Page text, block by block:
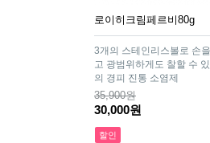
로이히크림페르비80g
3개의 스테인리스볼로 손
고 광범위하게도 찰할 수
의 경피 진통 소염제
35,900원
30,000원
할인